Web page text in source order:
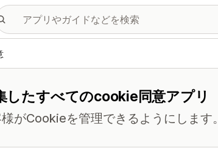
したすべてのcookie同意アプリ
がCookieを管理できるようにします。